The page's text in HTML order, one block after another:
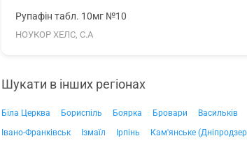
Рупафін табл. 10мг №10
НОУКОР ХЕЛС, С.А
Шукати в інших регіонах
Біла Церква Бориспіль Боярка Бровари Васильків
Івано-Франківськ
Ізмаїл Ірпінь Кам'янське